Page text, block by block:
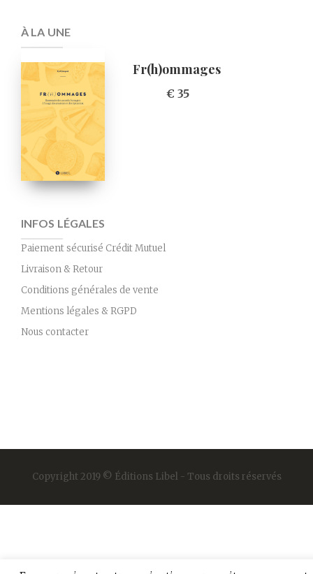
À LA UNE
Fr(h)ommages
€ 35
INFOS LÉGALES
Paiement sécurisé Crédit Mutuel
Livraison & Retour
Conditions générales de vente
Mentions légales & RGPD
Nous contacter
Copyright 2019 © Éditions Libel - Tous droits réservés